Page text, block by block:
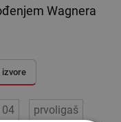
Wagnera
izvore
04 prvoligaš